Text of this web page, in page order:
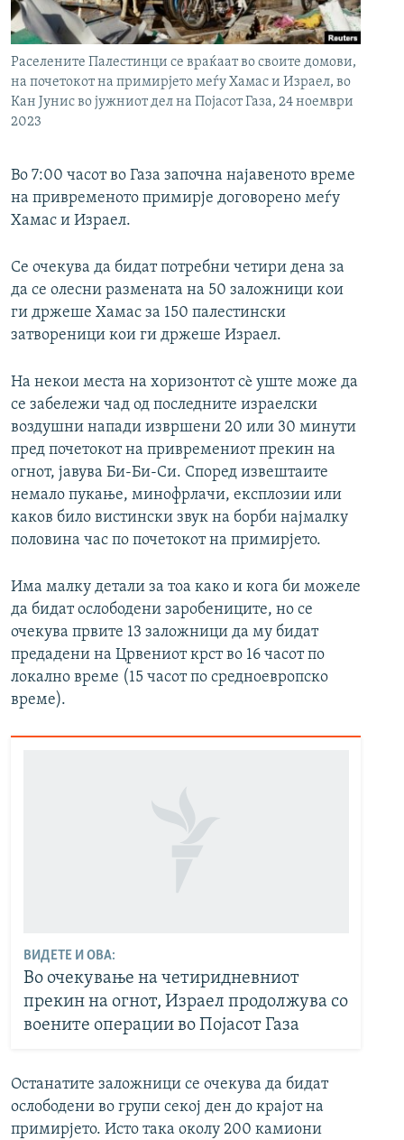
РСЕ веб страници
Раселените Палестинци се враќаат во своите домови,
на почетокот на примирјето меѓу Хамас и Израел, во
Кан Јунис во јужниот дел на Појасот Газа, 24 ноември
2023
Во 7:00 часот во Газа започна најавеното време
на привременото примирје договорено меѓу
Хамас и Израел.
Се очекува да бидат потребни четири дена за
да се олесни размената на 50 заложници кои
ги држеше Хамас за 150 палестински
затвореници кои ги држеше Израел.
На некои места на хоризонтот сè уште може да
се забележи чад од последните израелски
воздушни напади извршени 20 или 30 минути
пред почетокот на привремениот прекин на
огнот, јавува Би-Би-Си. Според извештаите
немало пукање, минофрлачи, експлозии или
каков било вистински звук на борби најмалку
половина час по почетокот на примирјето.
Има малку детали за тоа како и кога би можеле
да бидат ослободени заробениците, но се
очекува првите 13 заложници да му бидат
предадени на Црвениот крст во 16 часот по
локално време (15 часот по средноевропско
време).
ВИДЕТЕ И ОВА:
Во очекување на четиридневниот
прекин на огнот, Израел продолжува со
воените операции во Појасот Газа
Останатите заложници се очекува да бидат
ослободени во групи секој ден до крајот на
примирјето. Исто така околу 200 камиони